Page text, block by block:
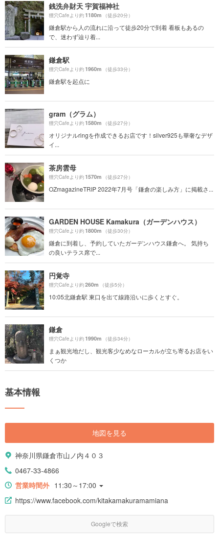
銭洗弁財天 宇賀福神社
狸穴Cafeより約1180m （徒歩20分）
鎌倉駅から人の流れに沿って徒歩20分で到着 看板もあるの
で、迷わず辿り着...
鎌倉駅
狸穴Cafeより約1960m （徒歩33分）
鎌倉駅を起点に
gram（グラム）
狸穴Cafeより約1580m （徒歩27分）
オリジナルringを作成できるお店です！silver925も華奢なデザ
イ...
茶房雲母
狸穴Cafeより約1570m （徒歩27分）
OZmagazineTRIP 2022年7月号「鎌倉の楽しみ方」に掲載さ...
GARDEN HOUSE Kamakura（ガーデンハウス）
狸穴Cafeより約1800m （徒歩30分）
鎌倉に到着し、予約していたガーデンハウス鎌倉へ。 気持ち
の良いテラス席で...
円覚寺
狸穴Cafeより約260m （徒歩5分）
10:05北鎌倉駅 東口を出て線路沿いに歩くとすぐ。
鎌倉
狸穴Cafeより約1990m （徒歩34分）
まぁ観光地だし、観光客少なめなローカルが立ち寄るお店をい
くつか
基本情報
地図を見る
神奈川県鎌倉市山ノ内４０３
0467-33-4866
営業時間外 11:30～17:00
https://www.facebook.com/kitakamakuramamiana
Googleで検索